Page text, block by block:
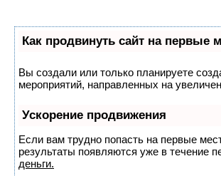
Как продвинуть сайт на первые
Вы создали или только планируете
мероприятий, направленных на
Ускорение продвижения
Если вам трудно попасть на первые
результаты появляются уже в течение
деньги.